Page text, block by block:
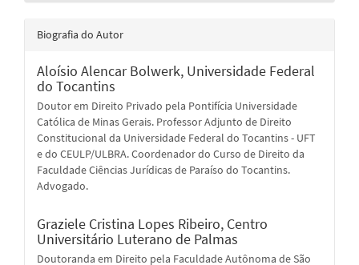
Biografia do Autor
Aloísio Alencar Bolwerk, Universidade Federal
do Tocantins
Doutor em Direito Privado pela Pontifícia Universidade
Católica de Minas Gerais. Professor Adjunto de Direito
Constitucional da Universidade Federal do Tocantins - UFT
e do CEULP/ULBRA. Coordenador do Curso de Direito da
Faculdade Ciências Jurídicas de Paraíso do Tocantins.
Advogado.
Graziele Cristina Lopes Ribeiro, Centro
Universitário Luterano de Palmas
Doutoranda em Direito pela Faculdade Autônoma de São